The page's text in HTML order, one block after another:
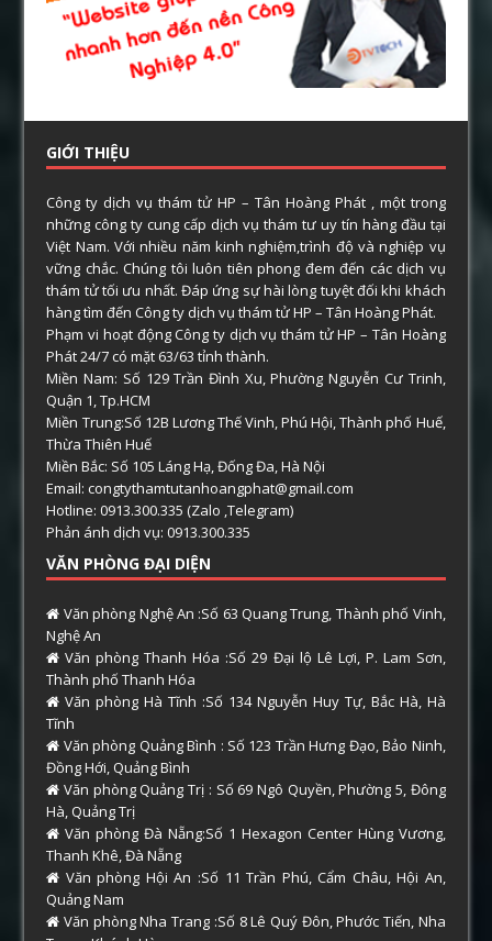
GIỚI THIỆU
Công ty dịch vụ thám tử HP – Tân Hoàng Phát , một trong
những công ty cung cấp dịch vụ thám tư uy tín hàng đầu tại
Việt Nam. Với nhiều năm kinh nghiệm,trình độ và nghiệp vụ
vững chắc. Chúng tôi luôn tiên phong đem đến các dịch vụ
thám tử tối ưu nhất. Đáp ứng sự hài lòng tuyệt đối khi khách
hàng tìm đến Công ty dịch vụ thám tử HP – Tân Hoàng Phát.
Phạm vi hoạt động Công ty dịch vụ thám tử HP – Tân Hoàng
Phát 24/7 có mặt 63/63 tỉnh thành.
Miền Nam: Số 129 Trần Đình Xu, Phường Nguyễn Cư Trinh,
Quận 1, Tp.HCM
Miền Trung:Số 12B Lương Thế Vinh, Phú Hội, Thành phố Huế,
Thừa Thiên Huế
Miền Bắc: Số 105 Láng Hạ, Đống Đa, Hà Nội
Email: congtythamtutanhoangphat@gmail.com
Hotline: 0913.300.335 (Zalo ,Telegram)
Phản ánh dịch vụ: 0913.300.335
VĂN PHÒNG ĐẠI DIỆN
Văn phòng Nghệ An :Số 63 Quang Trung, Thành phố Vinh,
Nghệ An
Văn phòng Thanh Hóa :Số 29 Đại lộ Lê Lợi, P. Lam Sơn,
Thành phố Thanh Hóa
Văn phòng Hà Tĩnh :Số 134 Nguyễn Huy Tự, Bắc Hà, Hà
Tĩnh
Văn phòng Quảng Bình : Số 123 Trần Hưng Đạo, Bảo Ninh,
Đồng Hới, Quảng Bình
Văn phòng Quảng Trị : Số 69 Ngô Quyền, Phường 5, Đông
Hà, Quảng Trị
Văn phòng Đà Nẵng:Số 1 Hexagon Center Hùng Vương,
Thanh Khê, Đà Nẵng
Văn phòng Hội An :Số 11 Trần Phú, Cẩm Châu, Hội An,
Quảng Nam
Văn phòng Nha Trang :Số 8 Lê Quý Đôn, Phước Tiến, Nha